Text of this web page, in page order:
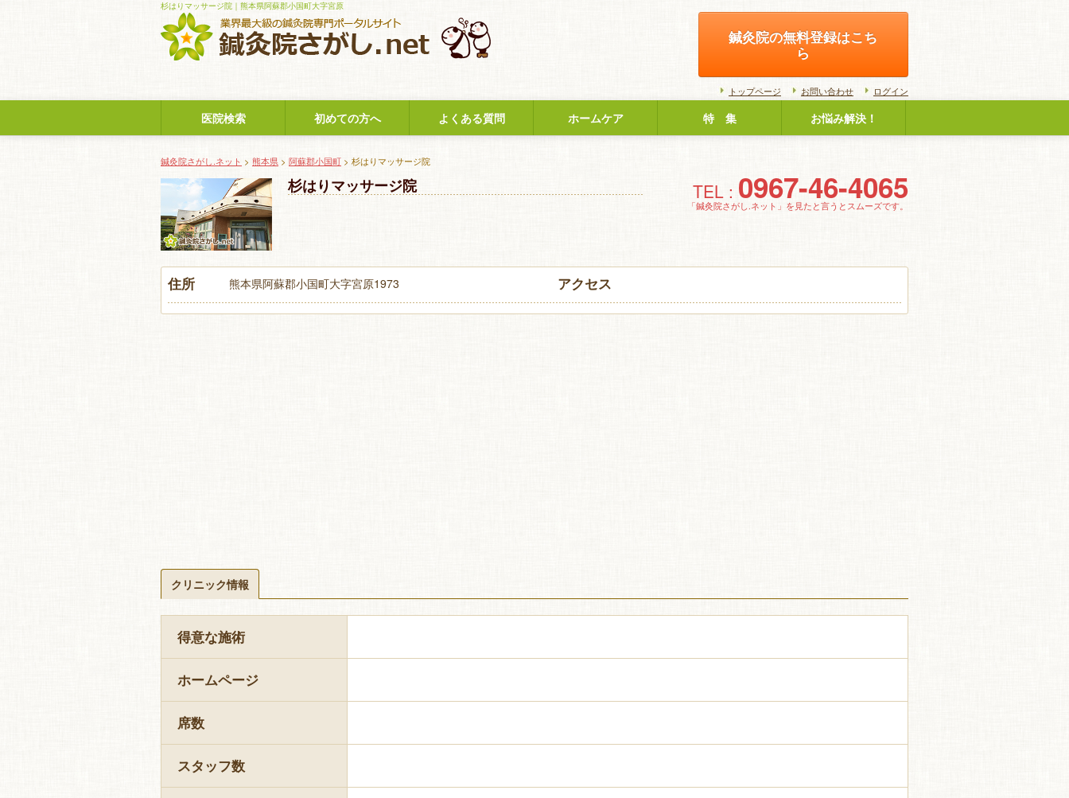
杉はりマッサージ院｜熊本県阿蘇郡小国町大字宮原
鍼灸院の無料登録はこち
ら
トップページ お問い合わせ ログイン
医院検索 初めての方へ よくある質問 ホームケア 特 集 お悩み解決！
鍼灸院さがし.ネット > 熊本県 > 阿蘇郡小国町 > 杉はりマッサージ院
杉はりマッサージ院 TEL : 0967-46-4065
「鍼灸院さがし.ネット」を見たと言うとスムーズです。
住所 熊本県阿蘇郡小国町大字宮原1973 アクセス
クリニック情報
得意な施術
ホームページ
席数
スタッフ数